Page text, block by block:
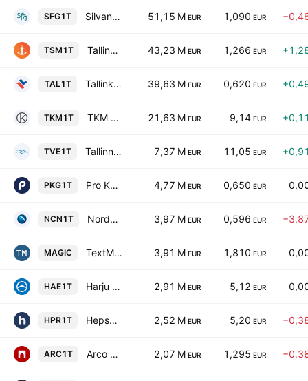
SFG1T Silvano Fashion Group AS 51,15 M EUR 1,090 EUR
TSM1T Tallinna Sadam AS 43,23 M EUR 1,266 EUR
TAL1T Tallink Grupp AS 39,63 M EUR 0,620 EUR
TKM1T TKM Grupp AS 21,63 M EUR 9,14 EUR
TVE1T Tallinna Vesi AS Class A 7,37 M EUR 11,05 EUR
PKG1T Pro Kapital Grupp AS 4,77 M EUR 0,650 EUR
NCN1T Nordecon AS 3,97 M EUR 0,596 EUR
MAGIC TextMagic AS 3,91 M EUR 1,810 EUR
HAE1T Harju Elekter Group AS 2,91 M EUR 5,12 EUR
HPR1T Hepsor AS 2,52 M EUR 5,20 EUR
ARC1T Arco Vara AS 2,07 M EUR 1,295 EUR